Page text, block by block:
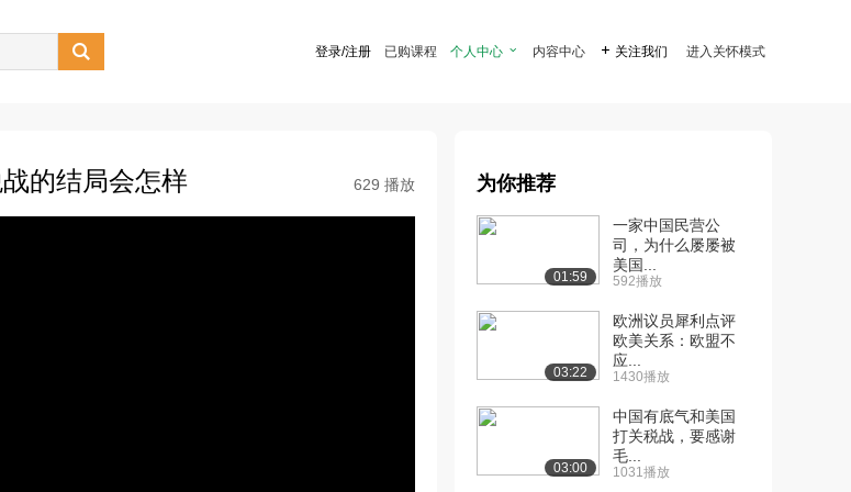
 登录/注册 已购课程 个人中心  内容中心  关注我们 进入关怀模式
的结局会怎样 629 播放 为你推荐
01:59
一家中国民营公
司，为什么屡屡被
美国...
592播放
03:22
欧洲议员犀利点评
欧美关系：欧盟不
应...
1430播放
03:00
中国有底气和美国
打关税战，要感谢
毛...
1031播放